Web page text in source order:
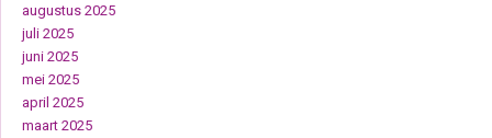
augustus 2025
juli 2025
juni 2025
mei 2025
april 2025
maart 2025